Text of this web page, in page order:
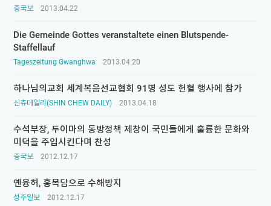
중국보 2013.04.22
Die Gemeinde Gottes veranstaltete einen Blutspende-
Staffellauf
Tageszeitung Gwanghwa 2013.04.20
하나님의교회 세계복음선교협회 91명 성도 헌혈 행사에 참가
신츄데일리(SHIN CHEW DAILY) 2013.04.18
수석부장, 두이마의 동방정책 제창이 국민들에게 훌륭한 문화와
미덕을 주입시킨다며 찬성
중국보 2012.12.17
옌융허, 홍목담으로 수해방지
성주일보 2012.12.17